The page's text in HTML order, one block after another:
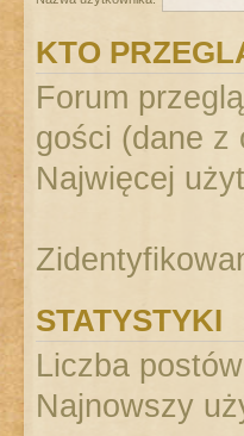
KTO
Forum
gości (dane z
Najwięcej
STATYSTYKI
Liczba
Najnowszy